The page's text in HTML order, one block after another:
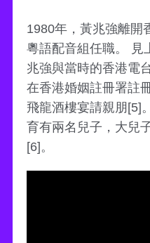
1980年，黃兆強離開
粵語配音組任職。 見
兆強與當時的香港電
在香港婚姻註冊署註
飛龍酒樓宴請親朋[5]
育有兩名兒子，大兒
[6]。